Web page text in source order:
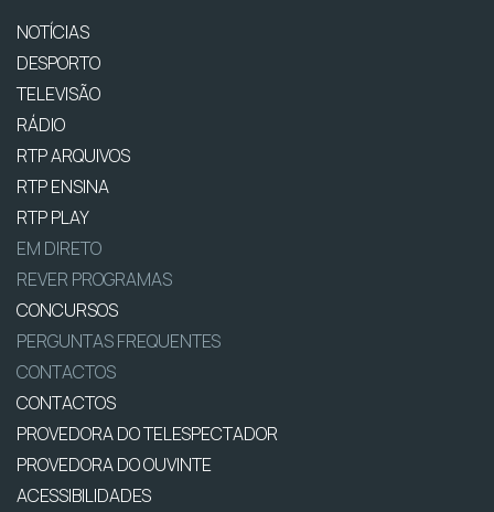
NOTÍCIAS
DESPORTO
TELEVISÃO
RÁDIO
RTP ARQUIVOS
RTP ENSINA
RTP PLAY
EM DIRETO
REVER PROGRAMAS
CONCURSOS
PERGUNTAS FREQUENTES
CONTACTOS
CONTACTOS
PROVEDORA DO TELESPECTADOR
PROVEDORA DO OUVINTE
ACESSIBILIDADES